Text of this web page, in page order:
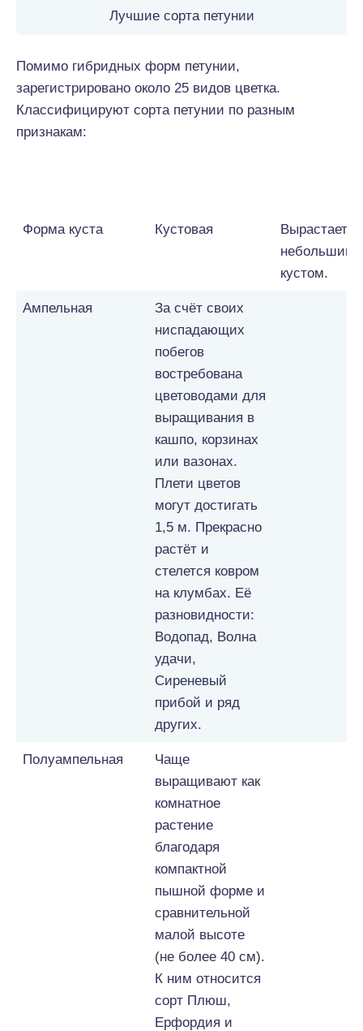
Лучшие сорта петунии
Помимо гибридных форм петунии,
зарегистрировано около 25 видов цветка.
Классифицируют сорта петунии по разным
признакам:
Форма куста Кустовая
Вырастает
небольшим
кустом.
Ампельная
За счёт своих
ниспадающих
побегов
востребована
цветоводами для
выращивания в
кашпо, корзинах
или вазонах.
Плети цветов
могут достигать
1,5 м. Прекрасно
растёт и
стелется ковром
на клумбах. Её
разновидности:
Водопад, Волна
удачи,
Сиреневый
прибой и ряд
других.
Полуампельная
Чаще
выращивают как
комнатное
растение
благодаря
компактной
пышной форме и
сравнительной
малой высоте
(не более 40 см).
К ним относится
сорт Плюш,
Ерфордия и